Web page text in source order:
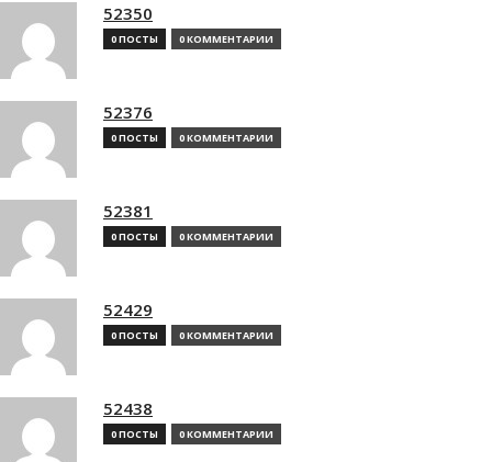
52350
0 ПОСТЫ 0 КОММЕНТАРИИ
52376
0 ПОСТЫ 0 КОММЕНТАРИИ
52381
0 ПОСТЫ 0 КОММЕНТАРИИ
52429
0 ПОСТЫ 0 КОММЕНТАРИИ
52438
0 ПОСТЫ 0 КОММЕНТАРИИ